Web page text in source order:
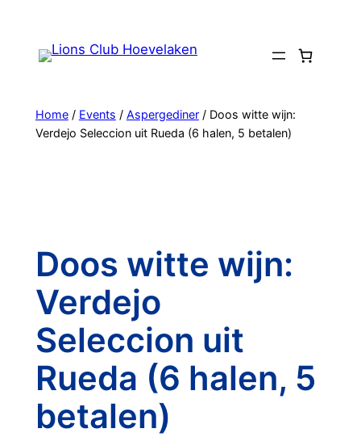
Home/ Events / Aspergediner/ Doos witte wijn:
Verdejo Seleccion uit Rueda (6 halen, 5 betalen)
Doos witte wijn:
Verdejo
Seleccion uit
Rueda (6 halen, 5
betalen)